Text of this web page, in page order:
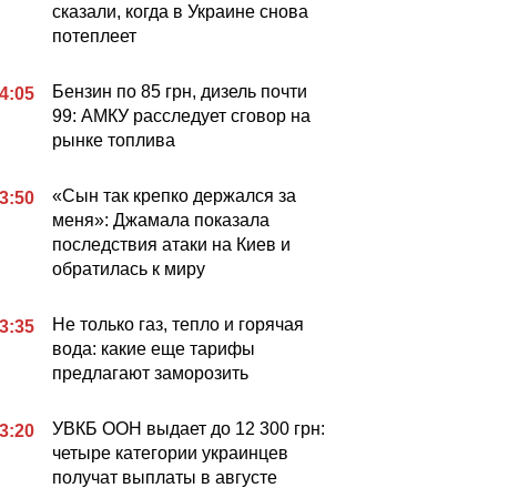
сказали, когда в Украине снова
потеплеет
Бензин по 85 грн, дизель почти
99: АМКУ расследует сговор на
рынке топлива
«Сын так крепко держался за
меня»: Джамала показала
последствия атаки на Киев и
обратилась к миру
Не только газ, тепло и горячая
вода: какие еще тарифы
предлагают заморозить
УВКБ ООН выдает до 12 300 грн:
четыре категории украинцев
получат выплаты в августе